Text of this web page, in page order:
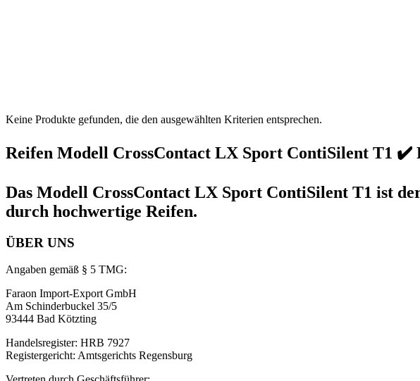
Keine Produkte gefunden, die den ausgewählten Kriterien entsprechen.
Reifen Modell CrossContact LX Sport ContiSilent T1 ✔️
Das Modell CrossContact LX Sport ContiSilent T1 ist
durch hochwertige Reifen.
ÜBER UNS
Angaben gemäß § 5 TMG:
Faraon Import-Export GmbH
Am Schinderbuckel 35/5
93444 Bad Kötzting
Handelsregister: HRB 7927
Registergericht: Amtsgerichts Regensburg